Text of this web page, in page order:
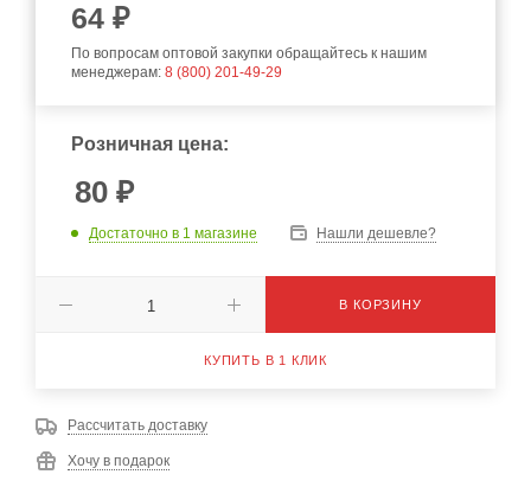
64 ₽
По вопросам оптовой закупки обращайтесь к нашим
менеджерам: 8 (800) 201-49-29
Розничная цена:
80 ₽
Достаточно в 1 магазине Нашли дешевле?
В КОРЗИНУ
КУПИТЬ В 1 КЛИК
Рассчитать доставку
Хочу в подарок